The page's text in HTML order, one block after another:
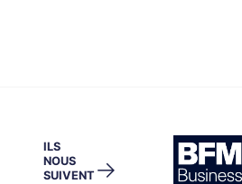
ILS
NOUS
SUIVENT →